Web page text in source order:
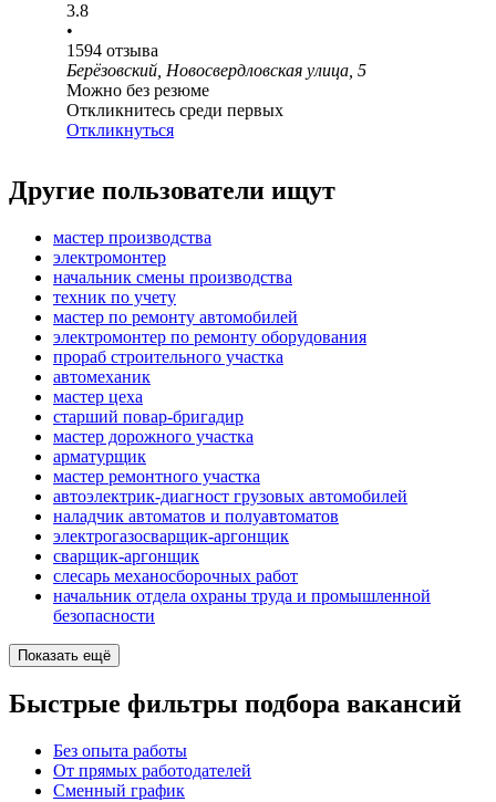
3.8
•
1594 отзыва
Берёзовский, Новосвердловская улица, 5
Можно без резюме
Откликнитесь среди первых
Откликнуться
Другие пользователи ищут
мастер производства
электромонтер
начальник смены производства
техник по учету
мастер по ремонту автомобилей
электромонтер по ремонту оборудования
прораб строительного участка
автомеханик
мастер цеха
старший повар-бригадир
мастер дорожного участка
арматурщик
мастер ремонтного участка
автоэлектрик-диагност грузовых автомобилей
наладчик автоматов и полуавтоматов
электрогазосварщик-аргонщик
сварщик-аргонщик
слесарь механосборочных работ
начальник отдела охраны труда и промышленной
безопасности
Показать ещё
Быстрые фильтры подбора вакансий
Без опыта работы
От прямых работодателей
Сменный график